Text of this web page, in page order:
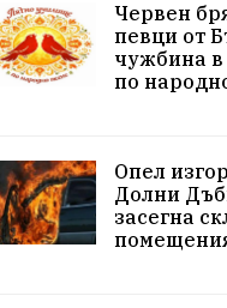
Червен
певци от
чужбина
по
Опел
Долни
засегна